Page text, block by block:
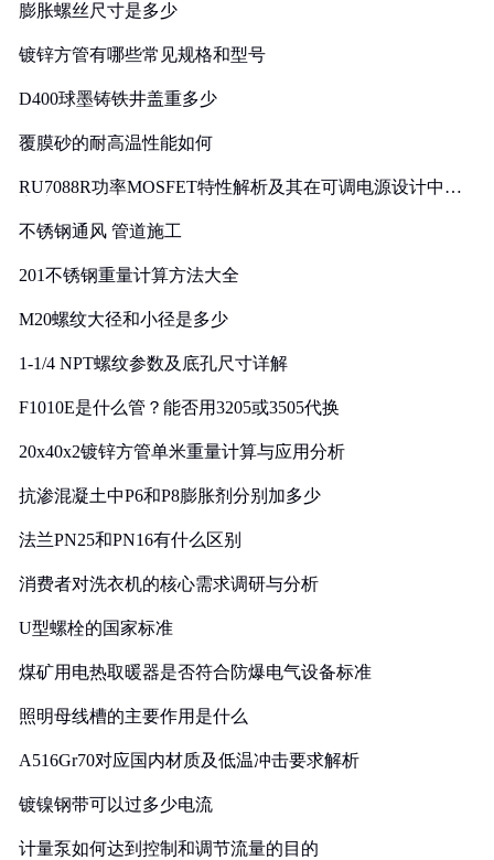
膨胀螺丝尺寸是多少
镀锌方管有哪些常见规格和型号
D400球墨铸铁井盖重多少
覆膜砂的耐高温性能如何
RU7088R功率MOSFET特性解析及其在可调电源设计中的
不锈钢通风 管道施工
201不锈钢重量计算方法大全
M20螺纹大径和小径是多少
1-1/4 NPT螺纹参数及底孔尺寸详解
F1010E是什么管？能否用3205或3505代换
20x40x2镀锌方管单米重量计算与应用分析
抗渗混凝土中P6和P8膨胀剂分别加多少
法兰PN25和PN16有什么区别
消费者对洗衣机的核心需求调研与分析
U型螺栓的国家标准
煤矿用电热取暖器是否符合防爆电气设备标准
照明母线槽的主要作用是什么
A516Gr70对应国内材质及低温冲击要求解析
镀镍钢带可以过多少电流
计量泵如何达到控制和调节流量的目的